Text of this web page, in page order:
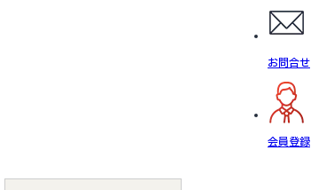
お問合せ
会員登録